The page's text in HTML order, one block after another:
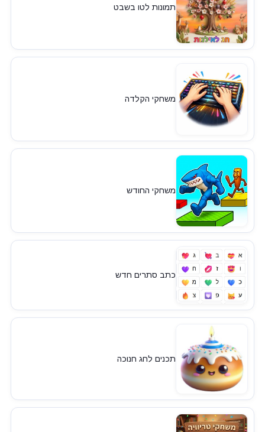
תמונות לטו בשבט
משחקי הקלדה
משחקי החודש
כתב סתרים חדש
תכנים לחג חנוכה